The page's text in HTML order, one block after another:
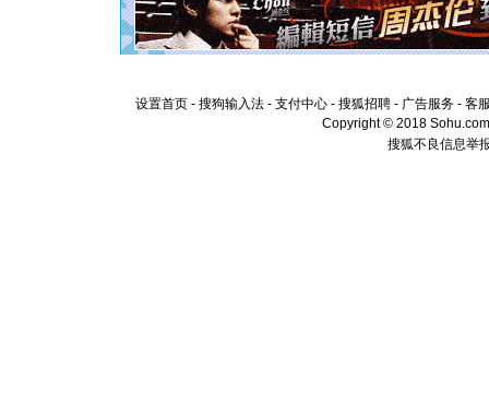
离。水晶
[元旦]当
泣，这痛
颜！冬去
道一声平
[春节]传
设置首页 - 搜狗输入法 - 支付中心 - 搜狐招聘 - 广告服务 - 客
Copyright © 2018
搜狐不良信息举